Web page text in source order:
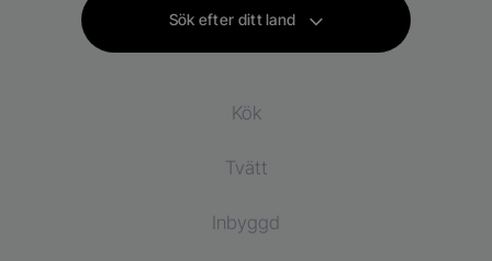
Sök efter ditt land
Kök
Kylskåp
Tvätt
Tvättmaskiner
Inbyggd